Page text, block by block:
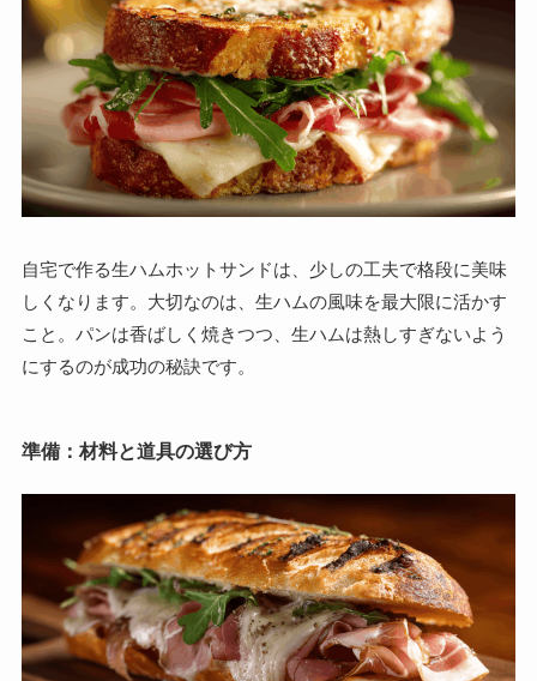
自宅で作る生ハムホットサンドは、少しの工夫で格段に美味
しくなります。大切なのは、生ハムの風味を最大限に活かす
こと。パンは香ばしく焼きつつ、生ハムは熱しすぎないよう
にするのが成功の秘訣です。
準備：材料と道具の選び方